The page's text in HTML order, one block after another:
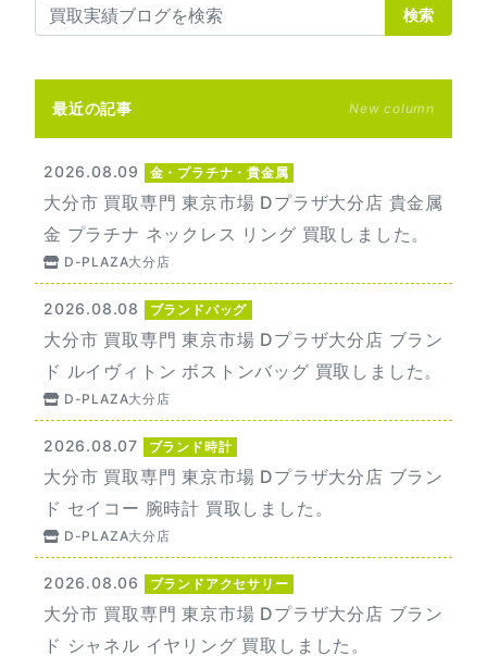
検索
最近の記事 New column
2026.08.09 金・プラチナ・貴金属
大分市 買取専門 東京市場 Dプラザ大分店 貴金属
金 プラチナ ネックレス リング 買取しました。
D-PLAZA大分店
2026.08.08 ブランドバッグ
大分市 買取専門 東京市場 Dプラザ大分店 ブラン
ド ルイヴィトン ボストンバッグ 買取しました。
D-PLAZA大分店
2026.08.07 ブランド時計
大分市 買取専門 東京市場 Dプラザ大分店 ブラン
ド セイコー 腕時計 買取しました。
D-PLAZA大分店
2026.08.06 ブランドアクセサリー
大分市 買取専門 東京市場 Dプラザ大分店 ブラン
ド シャネル イヤリング 買取しました。